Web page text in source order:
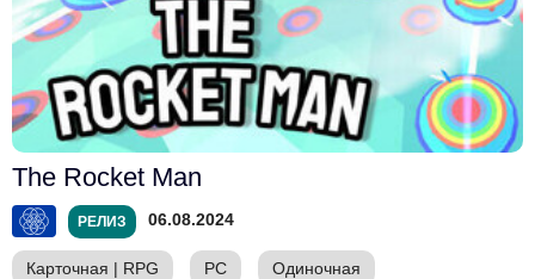
The Rocket Man
РЕЛИЗ 06.08.2024
Карточная | RPG PC Одиночная